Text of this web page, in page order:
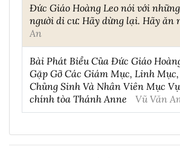
Đức Giáo Hoàng Leo nói với
người di cư: Hãy dừng lại. Hãy ăn
An
Bài Phát Biểu Của Đức Giáo
Gặp Gỡ Các Giám Mục, Linh Mục,
Chủng Sinh Và Nhân Viên Mục
chính tòa Thánh Anne
Vũ Văn